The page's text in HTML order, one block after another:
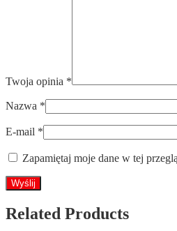
Twoja opinia *
Nazwa *
E-mail *
Zapamiętaj moje dane w tej
Related Products